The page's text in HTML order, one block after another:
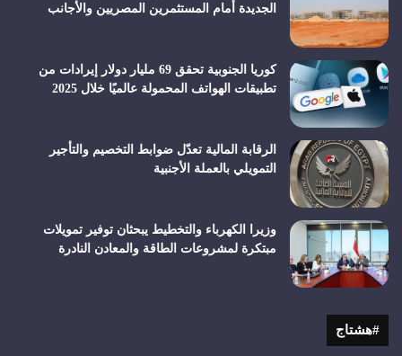
الجديدة أمام المستثمرين المصريين والأجانب
كوريا الجنوبية تحقق 69 مليار دولار إيرادات من
تطبيقات الهواتف المحمولة عالميًا خلال 2025
الرقابة المالية تعدّل ضوابط التخصيم والتأجير
التمويلي بالعملة الأجنبية
وزيرا الكهرباء والتخطيط يبحثان توفير تمويلات
مبتكرة لمشروعات الطاقة والمعادن النادرة
#هشتاج